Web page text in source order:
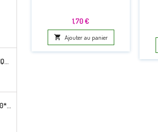
POCHOIR A4 EN PLASTIQUE MYLAR ALPHABET LETTRE TYPO CHARLEMAGNE 28 MM
POCHOIR PLASTIQUE 30*21CM : ALPHABET (03)
Prix
1,70 €
 Ajouter au panier